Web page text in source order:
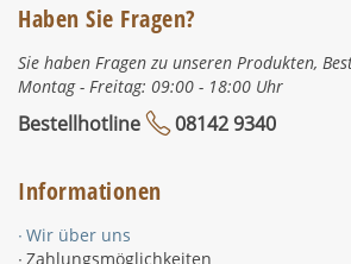
Haben Sie Fragen?
Sie haben Fragen zu unseren Produkten,
Montag - Freitag: 09:00 - 18:00 Uhr
Bestellhotline 08142 9340
Informationen
Wir über uns
Zahlungsmöglichkeiten